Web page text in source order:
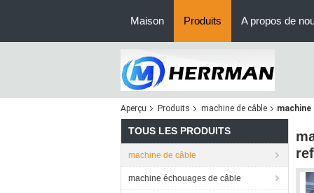
Maison Produits A propos de
Aperçu Produits machine de câble machine
TOUS LES PRODUITS
machine de câble
machine échouages de câble